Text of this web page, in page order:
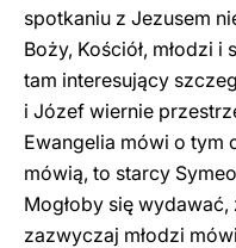
spotkaniu z Jezusem
Boży, Kościół, młodzi
tam interesujący
i Józef wiernie
Ewangelia mówi o tym
mówią, to starcy
Mogłoby się
zazwyczaj młodzi